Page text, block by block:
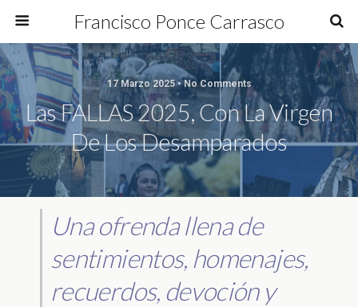
Francisco Ponce Carrasco
17 Marzo 2025 • No Comments
Las FALLAS 2025, Con La Virgen
De Los Desamparados
Una ofrenda llena de
sentimientos, homenajes,
recuerdos, devoción y